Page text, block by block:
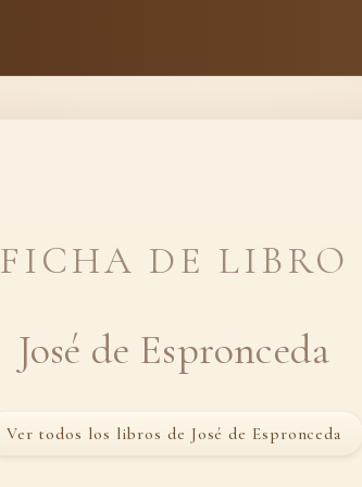
FICHA DE LIBRO
José de Espronceda
Ver todos los libros de José de Espronceda